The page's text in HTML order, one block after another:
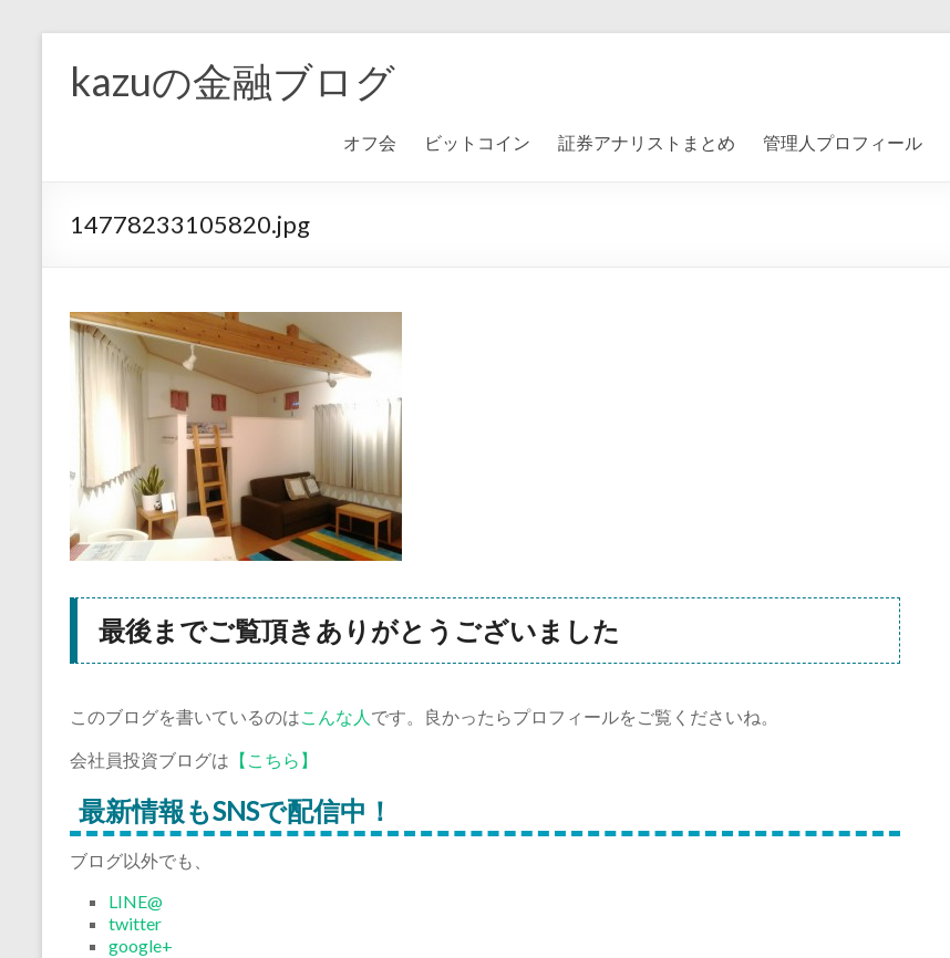
kazuの金融ブログ
オフ会 ビットコイン 証券アナリストまとめ 管理人プロフィール
14778233105820.jpg
最後までご覧頂きありがとうございました
このブログを書いているのはこんな人 です。良かったらプロフィールをご覧くださいね。
会社員投資ブログは 【こちら】
最新情報もSNSで配信中！
ブログ以外でも、
LINE@
twitter
google+